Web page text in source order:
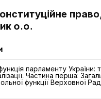
о.о.
парламенту України:
Частина перша:
функції Верховної